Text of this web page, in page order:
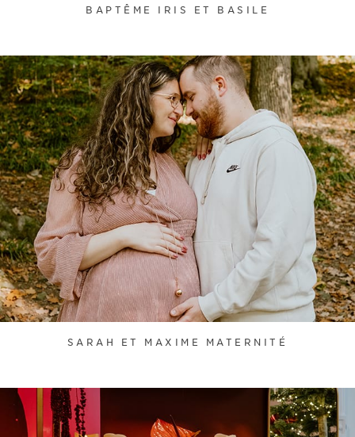
BAPTÊME IRIS ET BASILE
SARAH ET MAXIME MATERNITÉ